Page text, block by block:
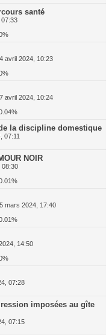
santé
07:33
avril 2024, 10:23
avril 2024, 10:24
la discipline domestique
07:11
NOIR
08:30
mars 2024, 17:40
14:50
07:28
imposées au gîte
07:15